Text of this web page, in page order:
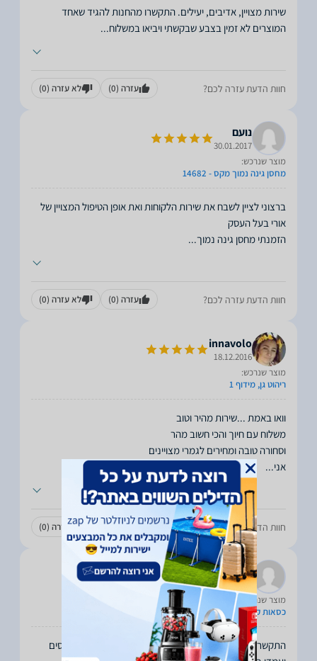
שירות מצויין, אדיבים, יעילים. התקשרו מהחנות להגיד שאחד
המוצרים לא זמין בצבע שבקשתי ויביאו במשלוח...
חוות הדעת עזרה לכם? עזרה (0) לא עזרה (0)
נועם
30.01.2017
מוצר שנרכש:
מחסן גינה נמוך מקס - 14682
ברצוני לציין לשבח את שירות הלקוחות ואת אופן הטיפול המצויין של
הזמנתי מחסן גינה נמוך...
חוות הדעת עזרה לכם? עזרה (0) לא עזרה (0)
innavolo
18.12.2016
מוצר שנרכש:
ריהוט גן, מידוף 1
אני...
חוות הדעת עזרה לכם? עזרה(0) לא עזרה (0)
גלית
18.12.2016
מוצר שנרכש:
כסאות קלאב
התקשרנו, הזמנו, שלחו לנו. הכל עבד פיקס.היו יעילים, מנומסים